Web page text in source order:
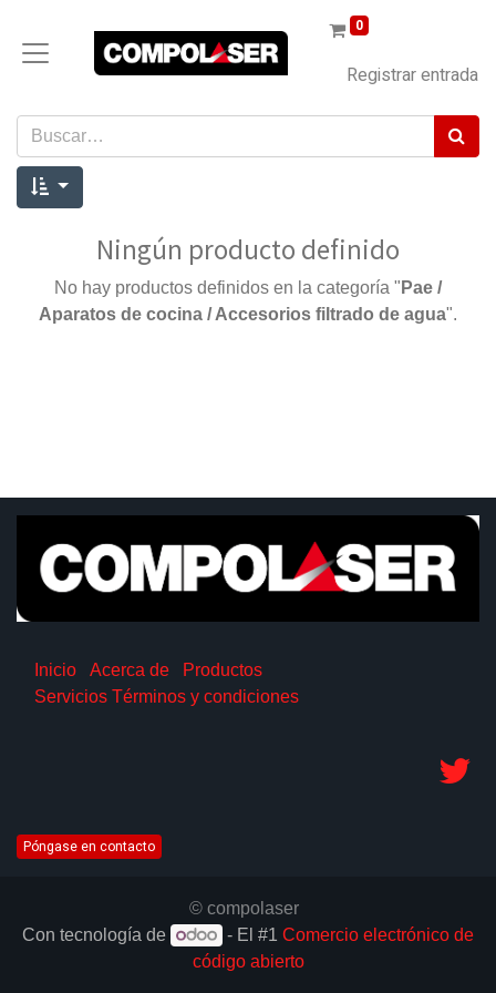
0
Registrar entrada
Ningún producto definido
No hay productos definidos en la categoría " Pae /
Aparatos de cocina / Accesorios filtrado de agua".
Inicio Acerca de
Productos
Servicios Términos y condiciones
Póngase en contacto
© compolaser
Con tecnología de
- El #1 Comercio electrónico de
código abierto